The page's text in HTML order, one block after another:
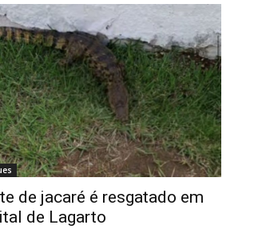
de jacaré é resgatado em
de Lagarto